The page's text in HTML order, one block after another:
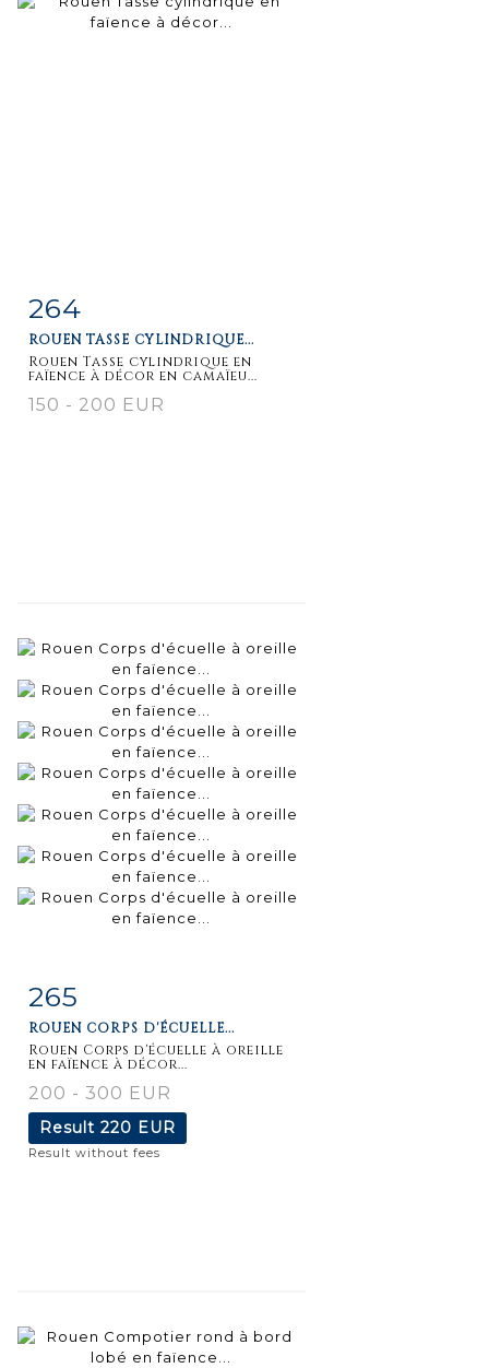
Item detail
264
ROUEN TASSE CYLINDRIQUE...
Rouen Tasse cylindrique en
faïence à décor en camaïeu...
150 - 200 EUR
Item detail
265
ROUEN CORPS D'ÉCUELLE...
Rouen Corps d'écuelle à oreille
en faïence à décor...
200 - 300 EUR
Result 220 EUR
Result without fees